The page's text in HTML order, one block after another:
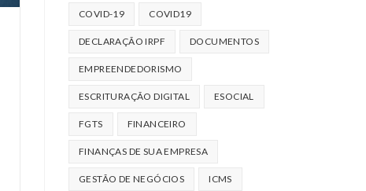
COVID-19 COVID19
DECLARAÇÃO IRPF DOCUMENTOS
EMPREENDEDORISMO
ESCRITURAÇÃO DIGITAL ESOCIAL
FGTS FINANCEIRO
FINANÇAS DE SUA EMPRESA
GESTÃO DE NEGÓCIOS ICMS